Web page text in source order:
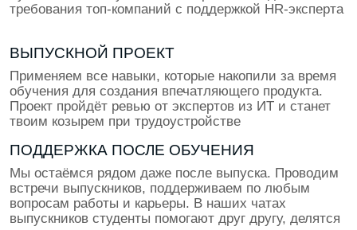
Даю согласие на обработкуперсональных данных
Даю согласие на получениерекламных материалов
Заявку оставляет родитель